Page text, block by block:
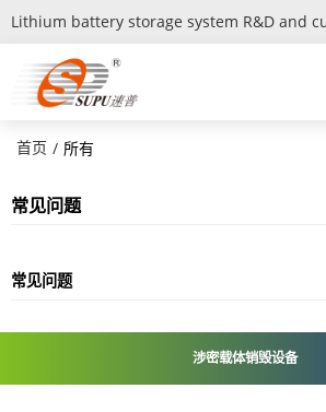
首页 / 所有
常见问题
常见问题
涉密载体销毁设备